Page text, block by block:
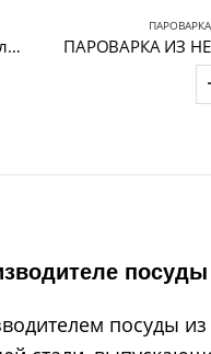
запеканка и пароварка из нержавеющей стали CW-S016
посуды